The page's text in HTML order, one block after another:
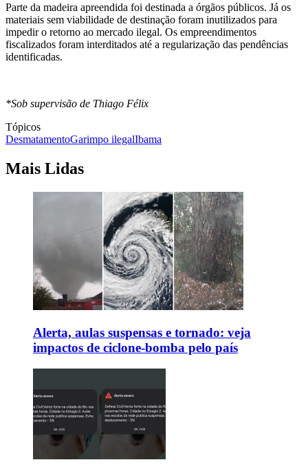
Parte da madeira apreendida foi destinada a órgãos públicos. Já os
materiais sem viabilidade de destinação foram inutilizados para
impedir o retorno ao mercado ilegal. Os empreendimentos
fiscalizados foram interditados até a regularização das pendências
identificadas.
*Sob supervisão de Thiago Félix
Tópicos
DesmatamentoGarimpo ilegalIbama
Mais Lidas
Alerta, aulas suspensas e tornado: veja
impactos de ciclone-bomba pelo país